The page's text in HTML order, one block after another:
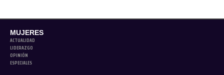
MUJERES
ACTUALIDAD
LIDERAZGO
OPINIÓN
ESPECIALES